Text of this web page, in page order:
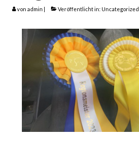
Mini Pferde
StPr+SS Stute Chantal
HALIFA
EC ANGELO
Landwirtschaft
von admin | Veröffentlicht in: Uncategorized